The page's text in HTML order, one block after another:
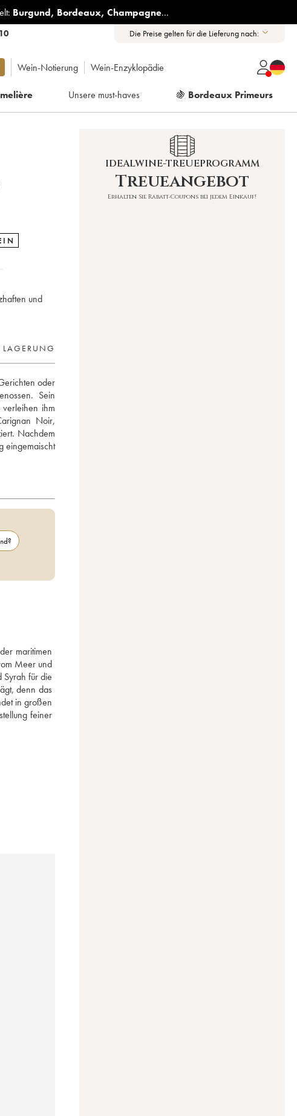
Burgund, Bordeaux, Champagne...
Die Preise gelten für die Lieferung nach:
Wein-Notierung Wein-Enzyklopädie
Unsere must-haves 🍇 Bordeaux Primeurs
und
oder
Sein
ihm
Noir,
Nachdem
eingemaischt
maritimen
Meer und
für die
denn das
in großen
feiner
IDEALWINE-TREUEPROGRAMM
Treueangebot
Erhalten Sie Rabatt-Coupons bei jedem Einkauf!